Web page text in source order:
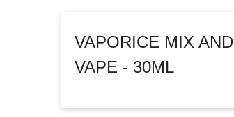
VAPORICE MIX AND
VAPE - 30ML